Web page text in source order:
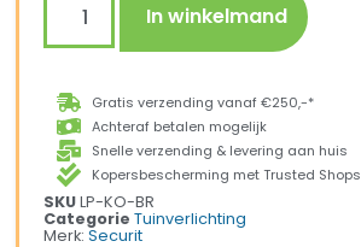
In winkelmand
Gratis verzending vanaf €250,-*
Achteraf betalen mogelijk
Snelle verzending & levering aan huis
Kopersbescherming met Trusted Shops
SKULP-KO-BR
Categorie Tuinverlichting
Merk:Securit